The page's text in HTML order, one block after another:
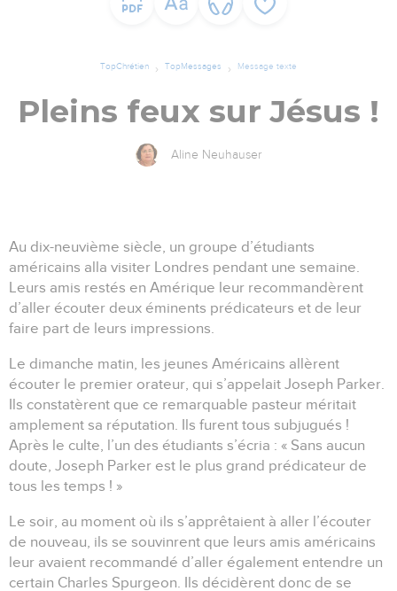
TopChrétien TopMessages Message texte
Pleins feux sur Jésus !
Aline Neuhauser
Au dix-neuvième siècle, un groupe d’étudiants
américains alla visiter Londres pendant une semaine.
Leurs amis restés en Amérique leur recommandèrent
d’aller écouter deux éminents prédicateurs et de leur
faire part de leurs impressions.
Le dimanche matin, les jeunes Américains allèrent
écouter le premier orateur, qui s’appelait Joseph Parker.
Ils constatèrent que ce remarquable pasteur méritait
amplement sa réputation. Ils furent tous subjugués !
Après le culte, l’un des étudiants s’écria : « Sans aucun
doute, Joseph Parker est le plus grand prédicateur de
tous les temps ! »
Le soir, au moment où ils s’apprêtaient à aller l’écouter
de nouveau, ils se souvinrent que leurs amis américains
leur avaient recommandé d’aller également entendre un
certain Charles Spurgeon. Ils décidèrent donc de se